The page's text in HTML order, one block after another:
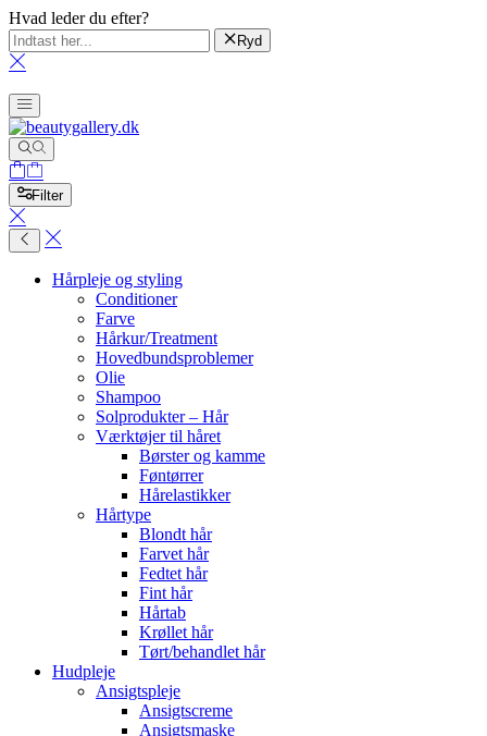
Hvad leder du efter?
Ryd
Filter
Hårpleje og styling
Conditioner
Farve
Hårkur/Treatment
Hovedbundsproblemer
Olie
Shampoo
Solprodukter – Hår
Værktøjer til håret
Børster og kamme
Føntørrer
Hårelastikker
Hårtype
Blondt hår
Farvet hår
Fedtet hår
Fint hår
Hårtab
Krøllet hår
Tørt/behandlet hår
Hudpleje
Ansigtspleje
Ansigtscreme
Ansigtsmaske